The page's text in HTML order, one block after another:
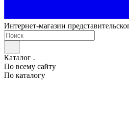
Интернет-магазин
Каталог
По всему сайту
По каталогу